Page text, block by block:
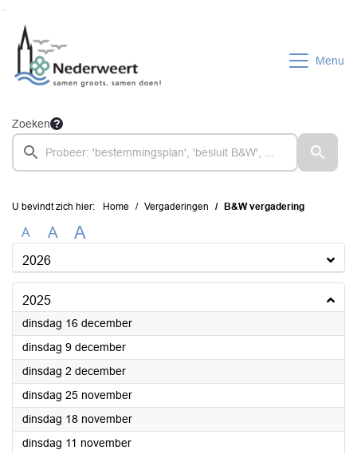
Menu
Zoeken
U bevindt zich hier: Home Vergaderingen B&W vergadering
A A A
2026
2025
dinsdag 16 december2025
dinsdag 9 december2025
dinsdag 2 december2025
dinsdag 25 november2025
dinsdag 18 november2025
dinsdag 11 november2025